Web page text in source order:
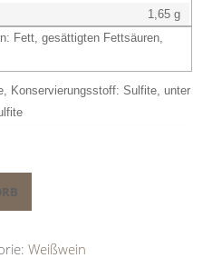
1,65 g
Fett, gesättigten Fettsäuren,
Konservierungsstoff: Sulfite, unter
Weißwein